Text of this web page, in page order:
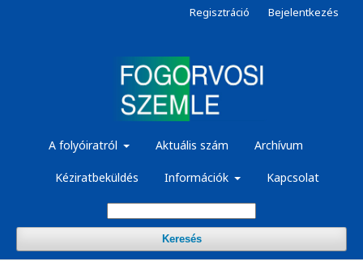
A folyóiratról Aktuális szám Archívum
Kéziratbeküldés Információk Kapcsolat
Keresés
Regisztráció Bejelentkezés